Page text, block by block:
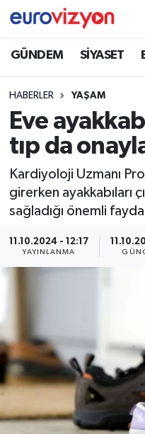
GÜNDEM SİYASET
HABERLER YAŞAM
Eve
tıp da
Kardiyoloji Uzmanı
girerken ayakkabıları
sağladığı önemli
11.10.2024 - 12:17
YAYINLANMA